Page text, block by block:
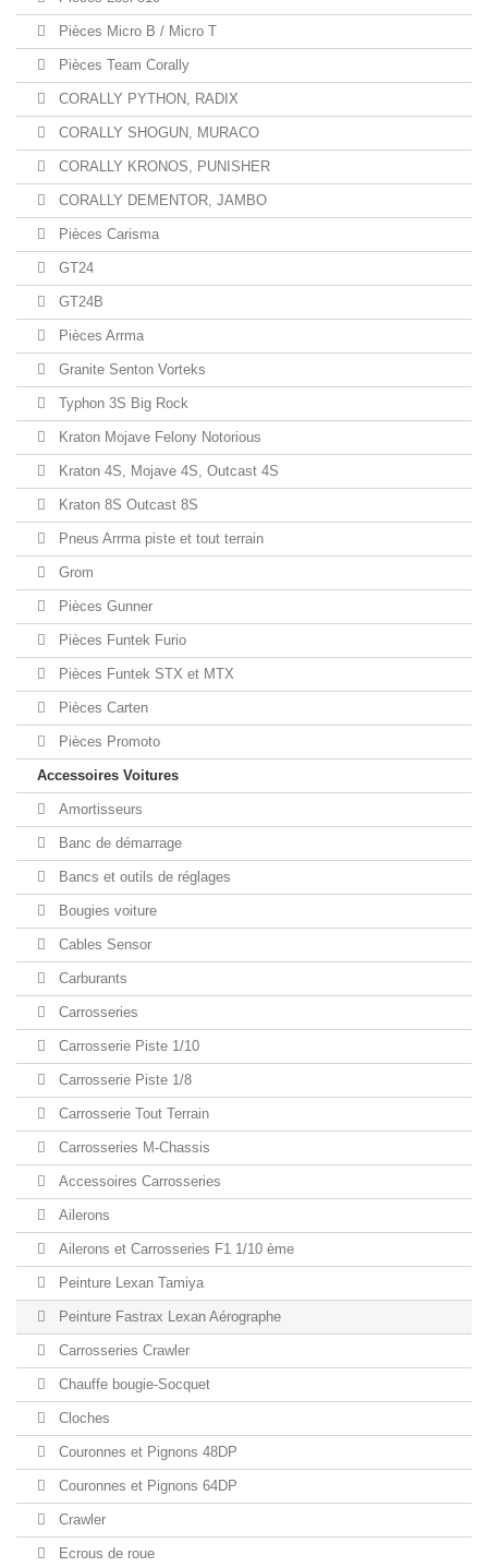
Pièces Micro B / Micro T
Pièces Team Corally
CORALLY PYTHON, RADIX
CORALLY SHOGUN, MURACO
CORALLY KRONOS, PUNISHER
CORALLY DEMENTOR, JAMBO
Pièces Carisma
GT24
GT24B
Pièces Arrma
Granite Senton Vorteks
Typhon 3S Big Rock
Kraton Mojave Felony Notorious
Kraton 4S, Mojave 4S, Outcast 4S
Kraton 8S Outcast 8S
Pneus Arrma piste et tout terrain
Grom
Pièces Gunner
Pièces Funtek Furio
Pièces Funtek STX et MTX
Pièces Carten
Pièces Promoto
Accessoires Voitures
Amortisseurs
Banc de démarrage
Bancs et outils de réglages
Bougies voiture
Cables Sensor
Carburants
Carrosseries
Carrosserie Piste 1/10
Carrosserie Piste 1/8
Carrosserie Tout Terrain
Carrosseries M-Chassis
Accessoires Carrosseries
Ailerons
Ailerons et Carrosseries F1 1/10 ème
Peinture Lexan Tamiya
Peinture Fastrax Lexan Aérographe
Carrosseries Crawler
Chauffe bougie-Socquet
Cloches
Couronnes et Pignons 48DP
Couronnes et Pignons 64DP
Crawler
Ecrous de roue